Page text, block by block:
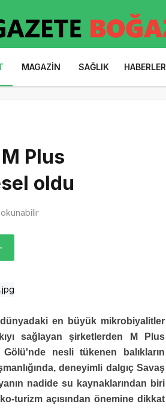
MAGAZIN SAĞLIK HABERLER
M Plus
oldu
en büyük mikrobiyalitler
sağlayan şirketlerden M Plus
nesli tükenen balıkların
deneyimli dalgıç Savaş
nadide su kaynaklarından biri
turizm açısından önemine dikkat